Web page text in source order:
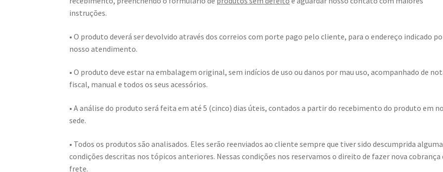
instruções.
• O produto deverá ser devolvido através dos correios com porte pago pelo cliente, para o endereço indicado
nosso atendimento.
• O produto deve estar na embalagem original, sem indícios de uso ou danos por mau uso, acompanhado de
fiscal, manual e todos os seus acessórios.
• A análise do produto será feita em até 5 (cinco) dias úteis, contados a partir do recebimento do produto em
sede.
• Todos os produtos são analisados. Eles serão reenviados ao cliente sempre que tiver sido descumprida
condições descritas nos tópicos anteriores. Nessas condições nos reservamos o direito de fazer nova cobrança
frete.